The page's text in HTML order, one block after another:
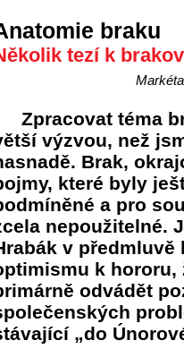
braku
tezí k
Zpracovat téma
výzvou, než
Brak,
které byly
a pro
nepoužitelné.
v předmluvě
k hororu,
odvádět
„do